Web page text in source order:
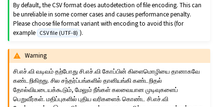
By default, the CSV format does autodetection of file encoding. This can
be unreliable in some corner cases and causes performance penalty.
Please choose file format variant with encoding to avoid this (for
example CSV file (UTF-8) ).
Warning
சி.எச்.வி வடிவம் தற்போது சி.எச்.வி கோப்பின் கிளைமொழியை தானாகவே
கண்டறிகிறது. சில சந்தர்ப்பங்களில் தானியங்கி கண்டறிதல்
தோல்வியடையக்கூடும், மேலும் நீங்கள் கலவையான முடிவுகளைப்
பெறுவீர்கள். மதிப்புகளில் புதிய வரிகளைக் கொண்ட சி.எச்.வி